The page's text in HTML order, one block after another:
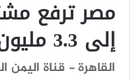
مصر ترفع
إلى 3.3 مليون طن
القاهرة - قناة اليمن